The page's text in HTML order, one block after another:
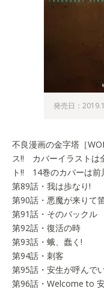
発売日：
不良漫画の金字塔［
ス!! カバーイラストは
ト!! 14巻のカバーは前
第89話・我は歩なり!
第90話・悪魔が来りて
第91話・そのバックル
第92話・復活の時
第93話・蛾、蠢く!
第94話・刺客
第95話・安生が呼んで
第96話・Welcome to